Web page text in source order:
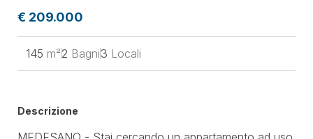
€ 209.000
145 m²2 Bagni3 Locali
Descrizione